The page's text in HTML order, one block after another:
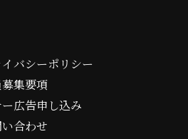
イバシーポリシー
集要項
広告申し込み
合わせ